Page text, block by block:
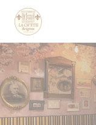
Personalizing your